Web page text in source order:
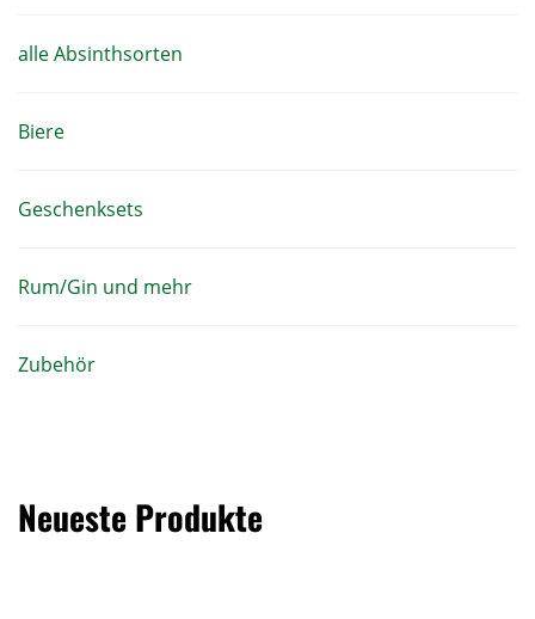
alle Absinthsorten
Biere
Geschenksets
Rum/Gin und mehr
Zubehör
Neueste Produkte